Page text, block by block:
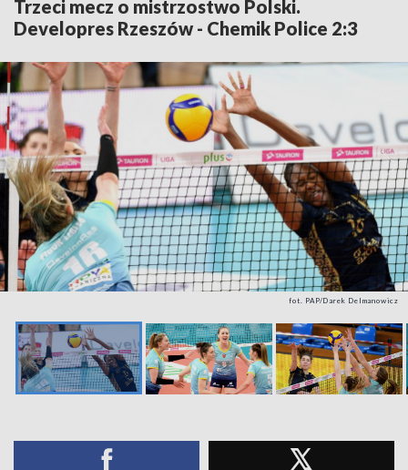
Trzeci mecz o mistrzostwo Polski.
Developres Rzeszów - Chemik Police 2:3
fot. PAP/Darek Delmanowicz